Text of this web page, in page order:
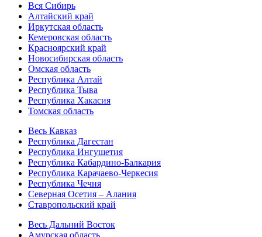
Вся Сибирь
Алтайский край
Иркутская область
Кемеровская область
Красноярский край
Новосибирская область
Омская область
Республика Алтай
Республика Тыва
Республика Хакасия
Томская область
Весь Кавказ
Республика Дагестан
Республика Ингушетия
Республика Кабардино-Балкария
Республика Карачаево-Черкесия
Республика Чечня
Северная Осетия – Алания
Ставропольский край
Весь Дальний Восток
Амурская область